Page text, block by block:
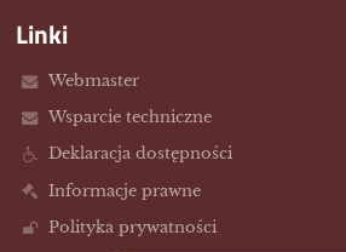
Linki
Webmaster
Wsparcie techniczne
Deklaracja dostępności
Informacje prawne
Polityka prywatności